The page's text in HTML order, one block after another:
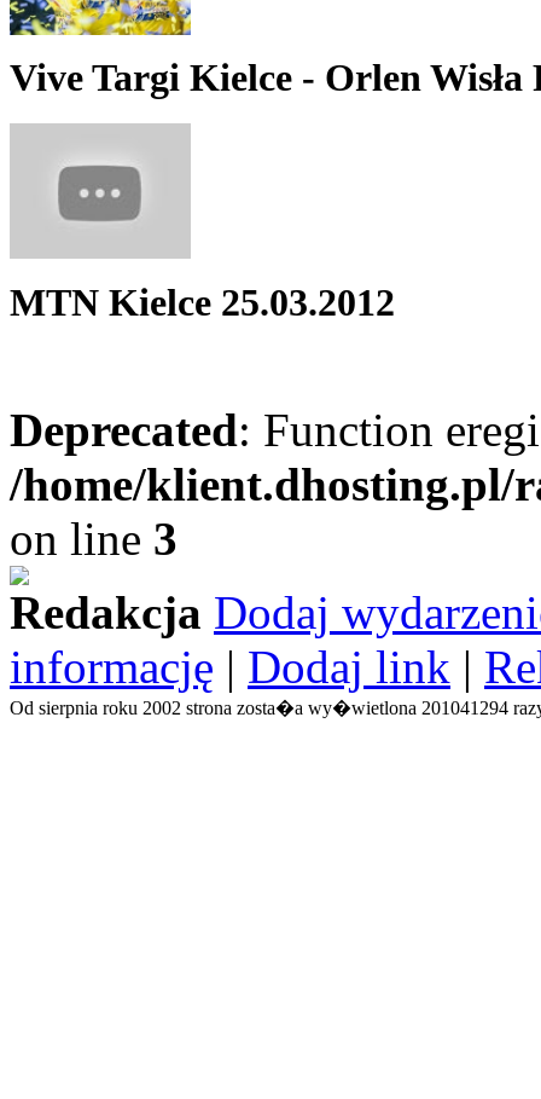
Vive Targi Kielce - Orlen Wisła
MTN Kielce 25.03.2012
Deprecated: Function
/home/
on line 3
Redakcja Dodaj
informację | Dodaj link |
Od sierpnia roku 2002 strona zosta�a wy�wietlona 201041294